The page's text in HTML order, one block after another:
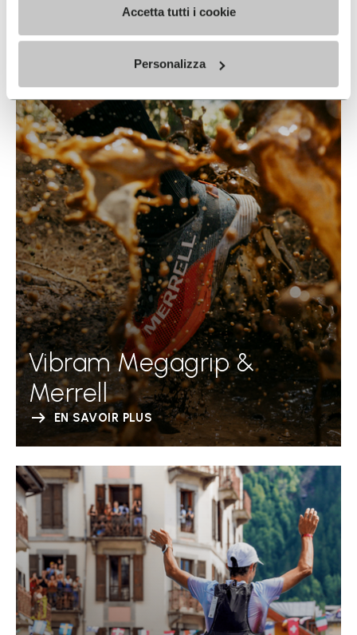
Accetta tutti i cookie
Personalizza
Vibram Megagrip &
Merrell
EN SAVOIR PLUS